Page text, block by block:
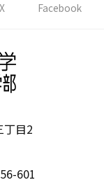
X Facebook
目2
601